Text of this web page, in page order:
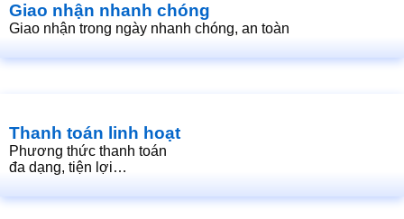
Giao nhận nhanh chóng
Giao nhận trong ngày nhanh chóng, an toàn
Thanh toán linh hoạt
Phương thức thanh toán
đa dạng, tiện lợi…